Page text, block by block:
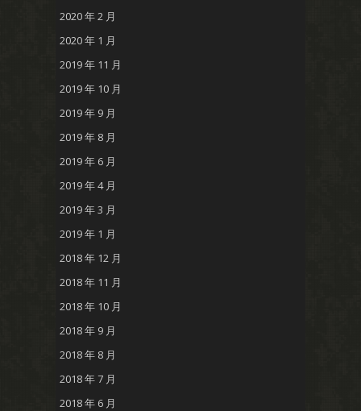
2020 年 2 月
2020 年 1 月
2019 年 11 月
2019 年 10 月
2019 年 9 月
2019 年 8 月
2019 年 6 月
2019 年 4 月
2019 年 3 月
2019 年 1 月
2018 年 12 月
2018 年 11 月
2018 年 10 月
2018 年 9 月
2018 年 8 月
2018 年 7 月
2018 年 6 月